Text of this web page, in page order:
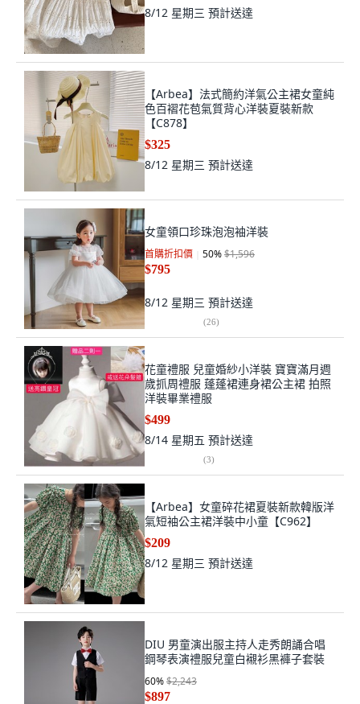
8/12 星期三 預計送達
【Arbea】法式簡約洋氣公主裙女童純
色百褶花苞氣質背心洋裝夏裝新款
【C878】
$325
8/12 星期三 預計送達
女童領口珍珠泡泡袖洋裝
首購折扣價 50%$1,596
$795
8/12 星期三 預計送達
(26)
花童禮服 兒童婚紗小洋裝 寶寶滿月週
歲抓周禮服 蓬蓬裙連身裙公主裙 拍照
洋裝畢業禮服
$499
8/14 星期五 預計送達
(3)
【Arbea】女童碎花裙夏裝新款韓版洋
氣短袖公主裙洋裝中小童【C962】
$209
8/12 星期三 預計送達
DIU 男童演出服主持人走秀朗誦合唱
鋼琴表演禮服兒童白襯衫黑褲子套裝
60%$2,243
$897